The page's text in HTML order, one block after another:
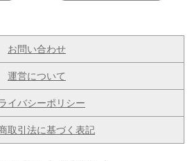
お問い合わせ
運営について
イバシーポリシー
取引法に基づく表記